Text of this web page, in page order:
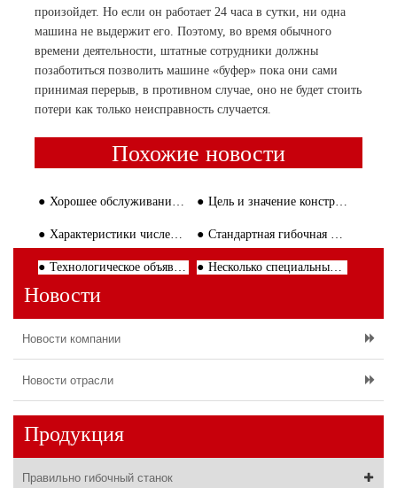
произойдет. Но если он работает 24 часа в сутки, ни одна
машина не выдержит его. Поэтому, во время обычного
времени деятельности, штатные сотрудники должны
позаботиться позволить машине «буфер» пока они сами
принимая перерыв, в противном случае, оно не будет стоить
потери как только неисправность случается.
Похожие новости
Хорошее обслуживание После-продажи провода выправляя и автомат для резки Цель и значение конструкции арматурной гибочной машины
Характеристики численного управления ферменной балочной сварочной машины Стандартная гибочная машина провода
Технологическое объявление о продвижении и применении зеленого строительства Несколько специальных свойств проволочного выпрямителя
Новости
Новости компании
Новости отрасли
Продукция
Правильно гибочный станок